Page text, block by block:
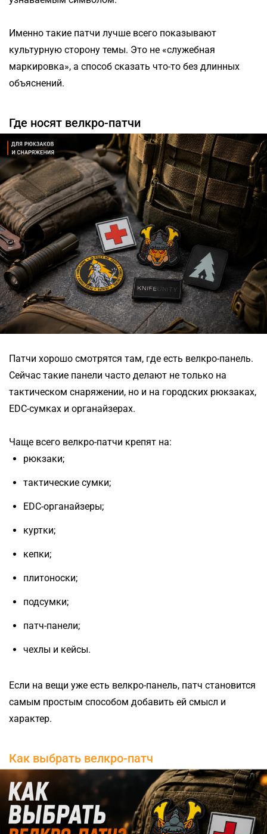
Именно такие патчи лучше всего показывают
культурную сторону темы. Это не «служебная
маркировка», а способ сказать что-то без длинных
объяснений.
Где носят велкро-патчи
Патчи хорошо смотрятся там, где есть велкро-панель.
Сейчас такие панели часто делают не только на
тактическом снаряжении, но и на городских рюкзаках,
EDC-сумках и органайзерах.
Чаще всего велкро-патчи крепят на:
рюкзаки;
тактические сумки;
EDC-органайзеры;
куртки;
кепки;
плитоноски;
подсумки;
патч-панели;
чехлы и кейсы.
Если на вещи уже есть велкро-панель, патч становится
самым простым способом добавить ей смысл и
характер.
Как выбрать велкро-патч